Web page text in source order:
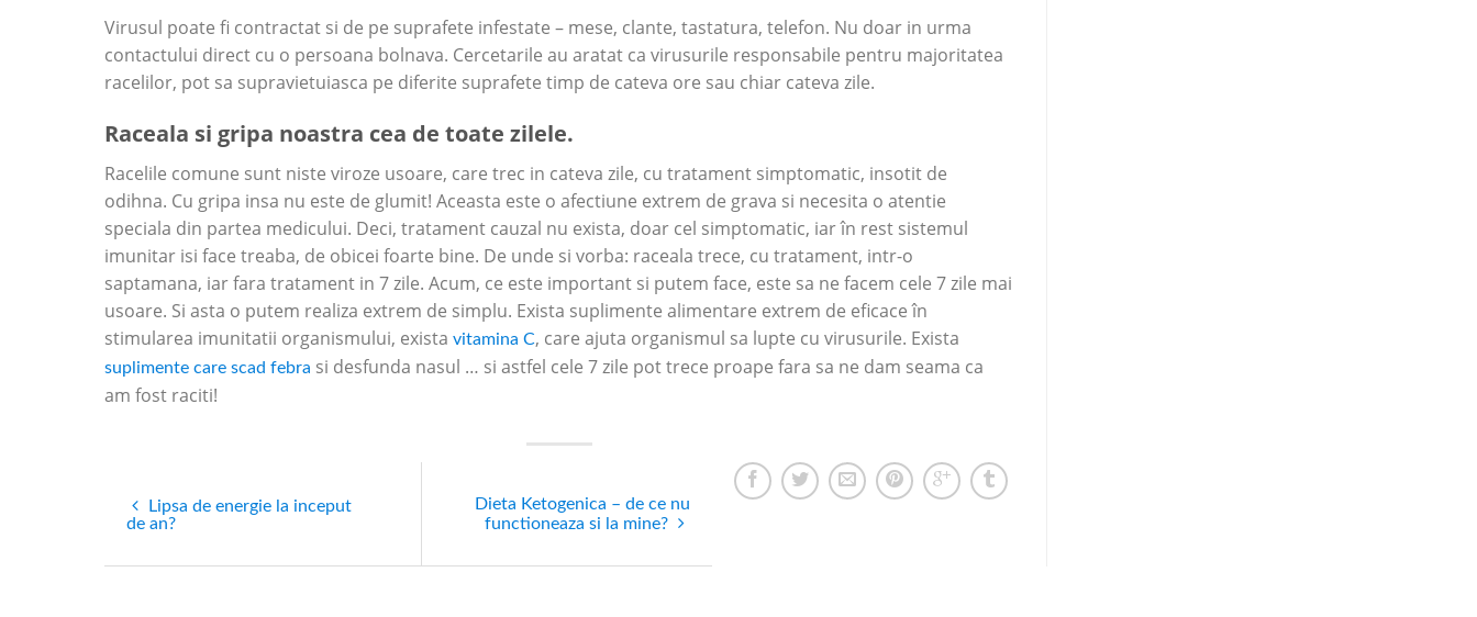
Virusul poate fi contractat si de pe suprafete infestate – mese, clante, tastatura, telefon. Nu doar in urma
contactului direct cu o persoana bolnava. Cercetarile au aratat ca virusurile responsabile pentru majoritatea
racelilor, pot sa supravietuiasca pe diferite suprafete timp de cateva ore sau chiar cateva zile.
Raceala si gripa noastra cea de toate zilele.
Racelile comune sunt niste viroze usoare, care trec in cateva zile, cu tratament simptomatic, insotit de
odihna. Cu gripa insa nu este de glumit! Aceasta este o afectiune extrem de grava si necesita o atentie
speciala din partea medicului. Deci, tratament cauzal nu exista, doar cel simptomatic, iar în rest sistemul
imunitar isi face treaba, de obicei foarte bine. De unde si vorba: raceala trece, cu tratament, intr-o
saptamana, iar fara tratament in 7 zile. Acum, ce este important si putem face, este sa ne facem cele 7 zile mai
usoare. Si asta o putem realiza extrem de simplu. Exista suplimente alimentare extrem de eficace în
stimularea imunitatii organismului, exista vitamina C, care ajuta organismul sa lupte cu virusurile. Exista
suplimente care scad febra si desfunda nasul … si astfel cele 7 zile pot trece proape fara sa ne dam seama ca
am fost raciti!
Lipsa de energie la inceput
de an?
Dieta Ketogenica – de ce nu
functioneaza si la mine?